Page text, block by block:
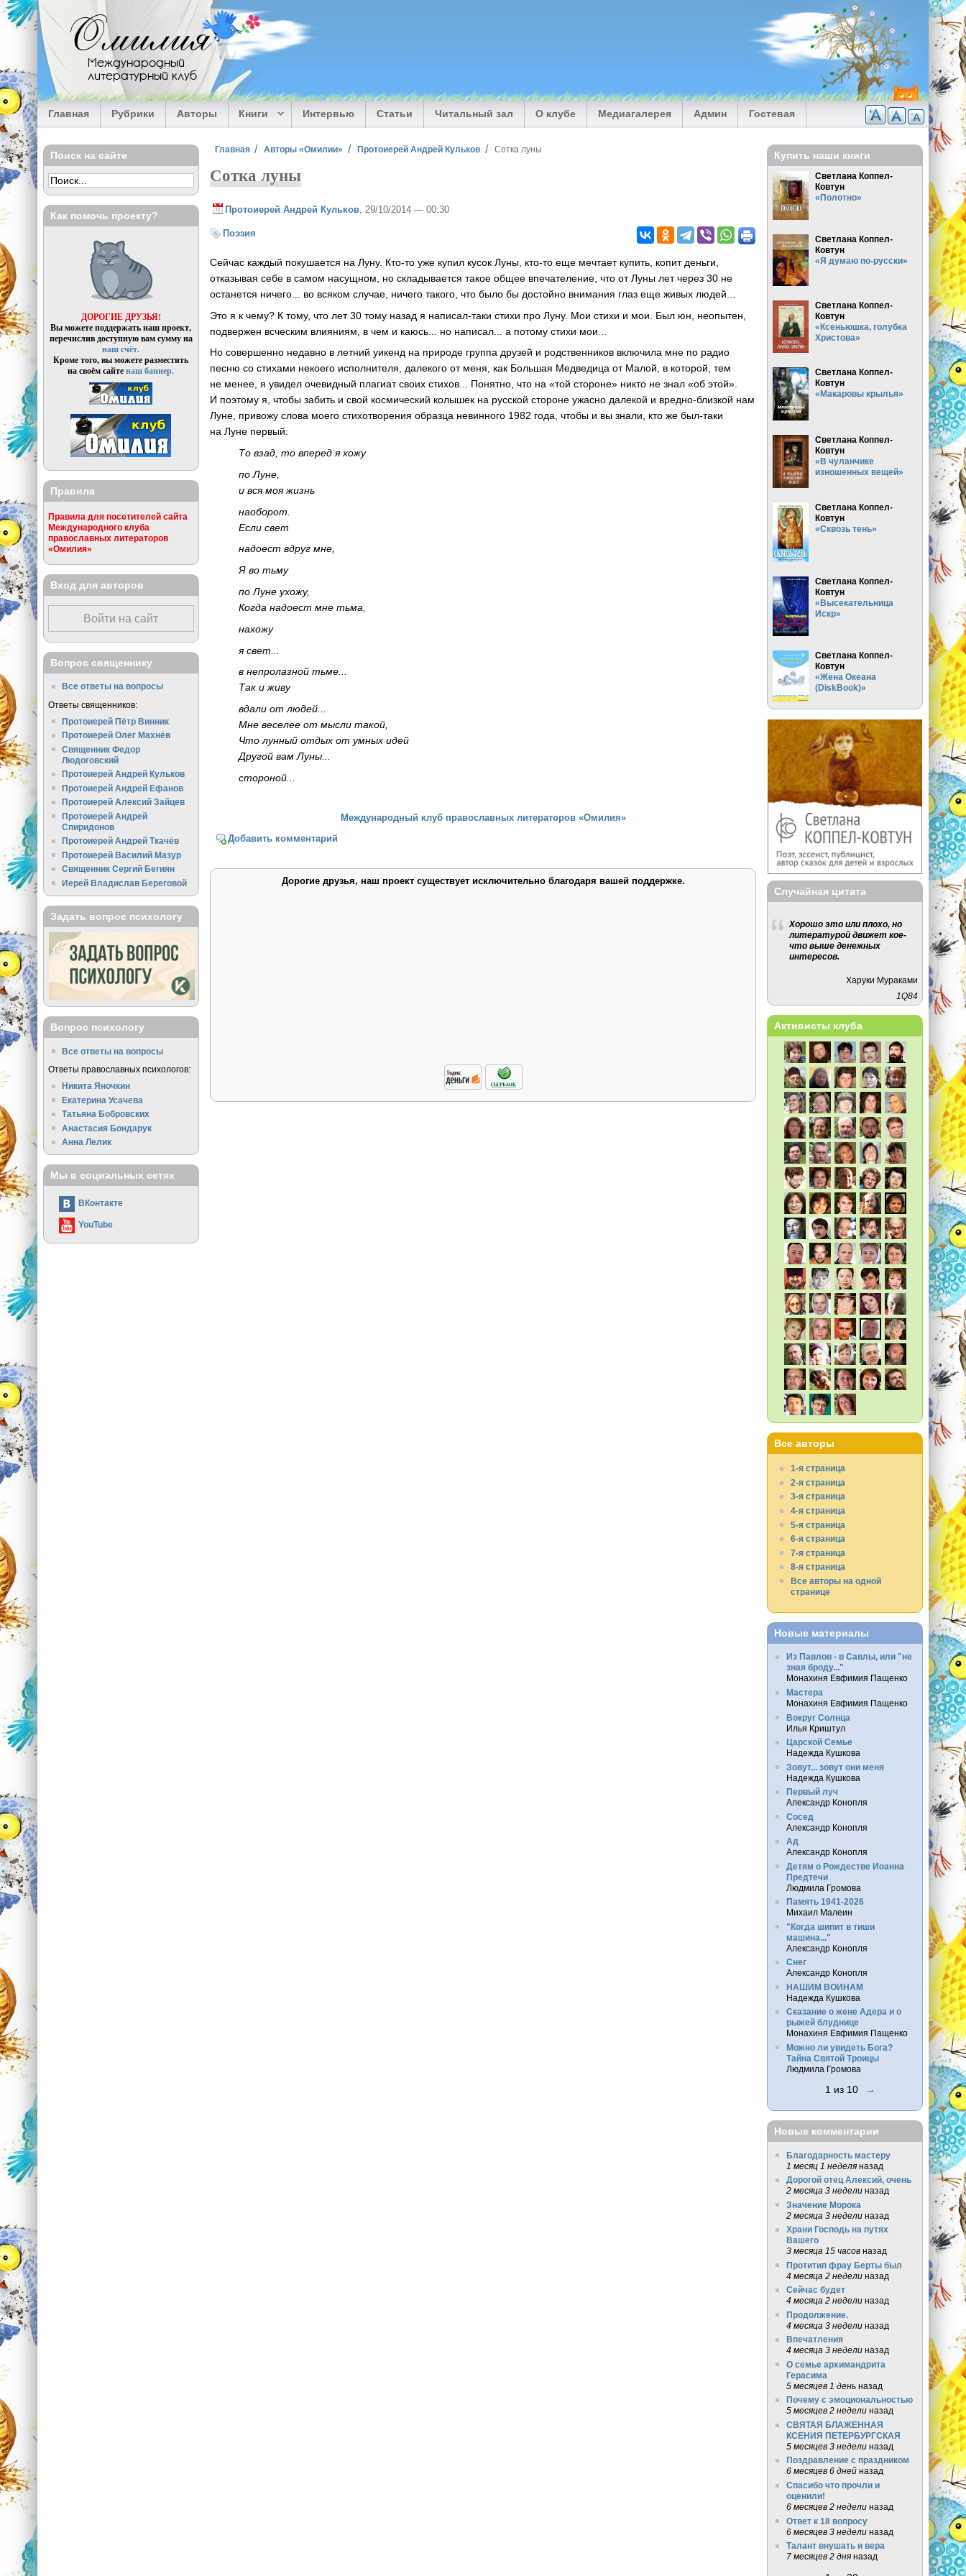
Перейти к основному содержанию
Омилия
Международный
литературный клуб
Главная Рубрики Авторы Книги Интервью Статьи Читальный зал О клубе Медиагалерея Админ Гостевая
Вы здесь
Главная Авторы «Омилии» Протоиерей Андрей Кульков Сотка луны
Сотка луны
Протоиерей Андрей Кульков , 29/10/2014 — 00:30
Поэзия
Сейчас каждый покушается на Луну. Кто-то уже купил кусок Луны, кто-то еще мечтает купить, копит деньги,
отказывая себе в самом насущном, но складывается такое общее впечателение, что от Луны лет через 30 не
останется ничего... во всяком случае, ничего такого, что было бы достойно внимания глаз еще живых людей...
Это я к чему? К тому, что лет 30 тому назад я написал-таки стихи про Луну. Мои стихи и мои. Был юн, неопытен,
подвержен всческим влияниям, в чем и каюсь... но написал... а потому стихи мои...
Но совершенно недавно в летний уикенд на природе группа друзей и родственников включила мне по радио
песню со стихами некоего исполнителя, далекого от меня, как Большая Медведица от Малой, в которой, тем
не менее, я увидел очевидный плагиат своих стихов... Понятно, что на «той стороне» никто не знал «об этой».
И поэтому я, чтобы забить и свой космический колышек на русской стороне ужасно далекой и вредно-близкой нам
Луне, привожу слова моего стихотворения образца невинного 1982 года, чтобы и вы знали, кто же был-таки
на Луне первый:
То взад, то вперед я хожу
по Луне,
и вся моя жизнь
наоборот.
Если свет
надоест вдруг мне,
Я во тьму
по Луне ухожу,
Когда надоест мне тьма,
нахожу
я свет...
в непролазной тьме...
Так и живу
вдали от людей...
Мне веселее от мысли такой,
Что лунный отдых от умных идей
Другой вам Луны...
стороной...
Международный клуб православных литераторов «Омилия»
Добавить комментарий
Дорогие друзья, наш проект существует исключительно благодаря вашей поддержке.
Поиск на сайте
Как помочь проекту?
ДОРОГИЕ ДРУЗЬЯ!
Вы можете поддержать наш проект,
перечислив доступную вам сумму на
наш счёт.
Кроме того, вы можете разместить
на своём сайтенаш баннер.
Правила
Правила для посетителей сайта
Международного клуба
православных литераторов
«Омилия»
Вход для авторов
Войти на сайт
Вопрос священнику
Все ответы на вопросы
Ответы священников:
Протоиерей Пётр Винник
Протоиерей Олег Махнёв
Священник Федор
Людоговский
Протоиерей Андрей Кульков
Протоиерей Андрей Ефанов
Протоиерей Алексий Зайцев
Протоиерей Андрей
Спиридонов
Протоиерей Андрей Ткачёв
Протоиерей Василий Мазур
Священник Сергий Бегиян
Иерей Владислав Береговой
Задать вопрос психологу
Вопрос психологу
Все ответы на вопросы
Ответы православных психологов:
Никита Яночкин
Екатерина Усачева
Татьяна Бобровских
Анастасия Бондарук
Анна Лелик
Мы в социальных сетях
ВКонтакте
YouTube
Купить наши книги
Светлана Коппел-
Ковтун
«Полотно»
Светлана Коппел-
Ковтун
«Я думаю по-русски»
Светлана Коппел-
Ковтун
«Ксеньюшка, голубка
Христова»
Светлана Коппел-
Ковтун
«Макаровы крылья»
Светлана Коппел-
Ковтун
«В чуланчике
изношенных вещей»
Светлана Коппел-
Ковтун
«Сквозь тень»
Светлана Коппел-
Ковтун
«Высекательница
Искр»
Светлана Коппел-
Ковтун
«Жена Океана
(DiskBook)»
Случайная цитата
Хорошо это или плохо, но
литературой движет кое-
что выше денежных
интересов.
Харуки Мураками
1Q84
Активисты клуба
Все авторы
1-я страница
2-я страница
3-я страница
4-я страница
5-я страница
6-я страница
7-я страница
8-я страница
Все авторы на одной
странице
Новые материалы
Из Павлов - в Савлы, или "не
зная броду..."
Монахиня Евфимия Пащенко
Мастера
Монахиня Евфимия Пащенко
Вокруг Солнца
Илья Криштул
Царской Семье
Надежда Кушкова
Зовут... зовут они меня
Надежда Кушкова
Первый луч
Александр Конопля
Сосед
Александр Конопля
Ад
Александр Конопля
Детям о Рождестве Иоанна
Предтечи
Людмила Громова
Память 1941-2026
Михаил Малеин
"Когда шипит в тиши
машина..."
Александр Конопля
Снег
Александр Конопля
НАШИМ ВОИНАМ
Надежда Кушкова
Сказание о жене Адера и о
рыжей блуднице
Монахиня Евфимия Пащенко
Можно ли увидеть Бога?
Тайна Святой Троицы
Людмила Громова
1 из 10 →
Новые комментарии
Благодарность мастеру
1 месяц 1 неделяназад
Дорогой отец Алексий, очень
2 месяца 3 неделиназад
Значение Морока
2 месяца 3 неделиназад
Храни Господь на путях
Вашего
3 месяца 15 часовназад
Протитип фрау Берты был
4 месяца 2 неделиназад
Сейчас будет
4 месяца 2 неделиназад
Продолжение.
4 месяца 3 неделиназад
Впечатления
4 месяца 3 неделиназад
О семье архимандрита
Герасима
5 месяцев 1 деньназад
Почему с эмоциональностью
5 месяцев 2 неделиназад
СВЯТАЯ БЛАЖЕННАЯ
КСЕНИЯ ПЕТЕРБУРГСКАЯ
5 месяцев 3 неделиназад
Поздравление с праздником
6 месяцев 6 днейназад
Спасибо что прочли и
оценили!
6 месяцев 2 неделиназад
Ответ к 18 вопросу
6 месяцев 3 неделиназад
Талант внушать и вера
7 месяцев 2 дняназад